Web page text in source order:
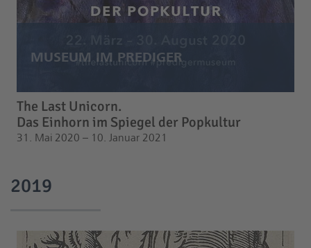
The Last Unicorn.
Das Einhorn im Spiegel der Popkultur
31. Mai 2020 – 10. Januar 2021
2019